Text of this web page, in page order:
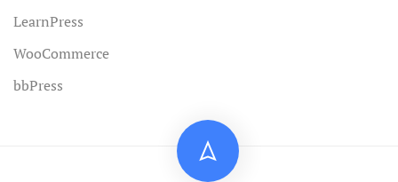
LearnPress
WooCommerce
bbPress